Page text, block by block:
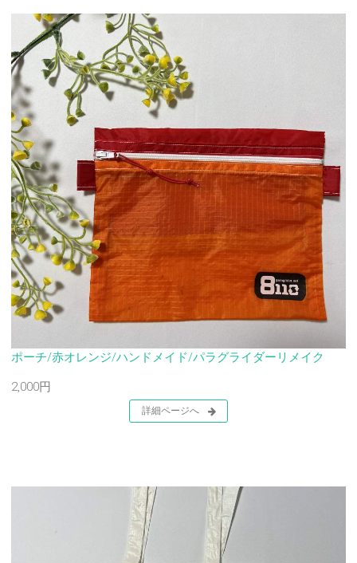
ポーチ/赤オレンジ/ハンドメイド/パラグライダーリメイク
2,000円
詳細ページへ